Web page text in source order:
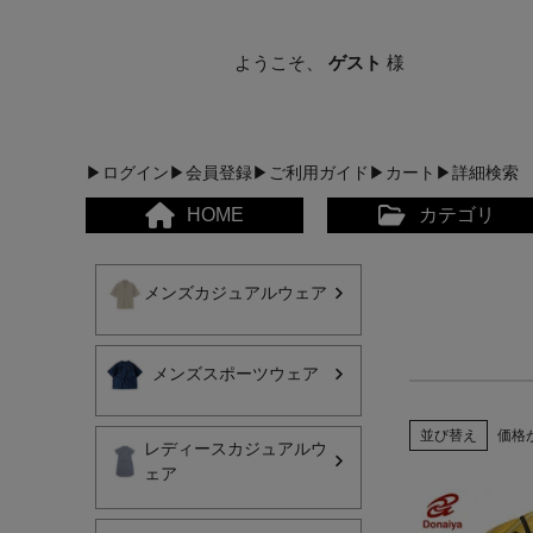
ようこそ、 ゲスト様
▶ログイン▶会員登録▶ご利用ガイド ▶カート ▶詳細検索
HOME カテゴリ
メンズカジュアルウェア
メンズカジュアルウェア
メンズスポーツウェア
レディースカジュアルウ
ェア
並び替え 価格